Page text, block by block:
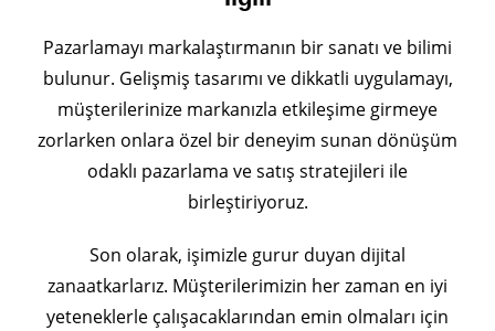
Pazarlamayı markalaştırmanın bir sanatı ve bilimi
bulunur. Gelişmiş tasarımı ve dikkatli uygulamayı,
müşterilerinize markanızla etkileşime girmeye
zorlarken onlara özel bir deneyim sunan dönüşüm
odaklı pazarlama ve satış stratejileri ile
birleştiriyoruz.
Son olarak, işimizle gurur duyan dijital
zanaatkarlarız. Müşterilerimizin her zaman en iyi
yeteneklerle çalışacaklarından emin olmaları için